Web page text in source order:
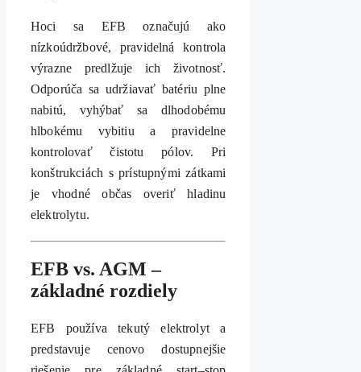
Hoci sa EFB označujú ako
nízkoúdržbové, pravidelná kontrola
výrazne predlžuje ich životnosť.
Odporúča sa udržiavať batériu plne
nabitú, vyhýbať sa dlhodobému
hlbokému vybitiu a pravidelne
kontrolovať čistotu pólov. Pri
konštrukciách s prístupnými zátkami
je vhodné občas overiť hladinu
elektrolytu.
EFB vs. AGM –
základné rozdiely
EFB používa tekutý elektrolyt a
predstavuje cenovo dostupnejšie